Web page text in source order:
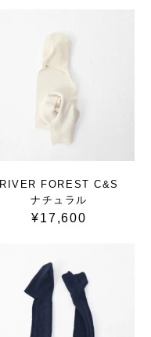
RIVER FOREST C&S
ナチュラル
¥17,600